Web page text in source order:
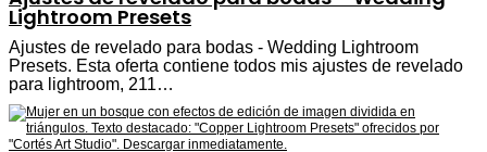
Lightroom Presets
Ajustes de revelado para bodas - Wedding Lightroom
Presets. Esta oferta contiene todos mis ajustes de revelado
para lightroom, 211…